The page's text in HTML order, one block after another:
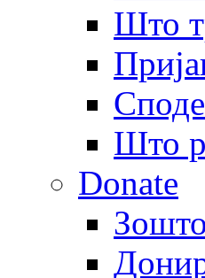
Што
Што
Donate